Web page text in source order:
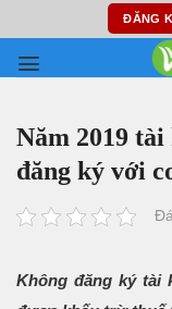
content
ĐĂNG
Năm 2019 tài
đăng ký với
Không đăng ký tài